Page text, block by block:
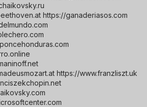
https://ganaderiasos.com
https://www.franzliszt.uk